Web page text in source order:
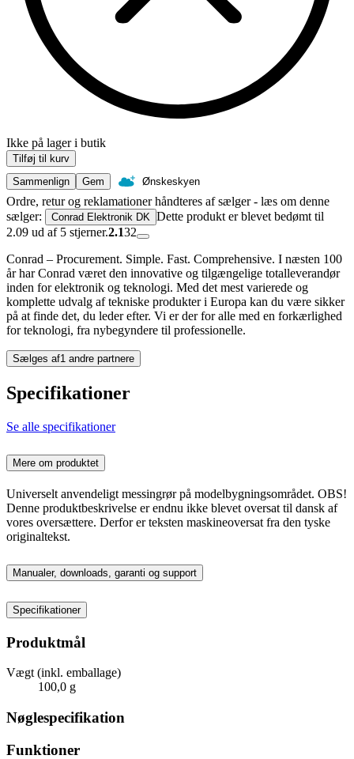
Ikke på lager i butik
Tilføj til kurv
Sammenlign
Gem Ønskeskyen
Ordre, retur og reklamationer håndteres af sælger - læs om denne
sælger:
Conrad Elektronik DK Dette produkt er blevet bedømt til
2.09 ud af 5 stjerner.2.132
Conrad – Procurement. Simple. Fast. Comprehensive. I næsten 100
år har Conrad været den innovative og tilgængelige totalleverandør
inden for elektronik og teknologi. Med det mest varierede og
komplette udvalg af tekniske produkter i Europa kan du være sikker
på at finde det, du leder efter. Vi er der for alle med en forkærlighed
for teknologi, fra nybegyndere til professionelle.
Sælges af1 andre partnere
Specifikationer
Se alle specifikationer
Mere om produktet
Universelt anvendeligt messingrør på modelbygningsområdet. OBS!
Denne produktbeskrivelse er endnu ikke blevet oversat til dansk af
vores oversættere. Derfor er teksten maskineoversat fra den tyske
originaltekst.
Manualer, downloads, garanti og support
Specifikationer
Produktmål
Vægt (inkl. emballage)
100,0 g
Nøglespecifikation
Funktioner